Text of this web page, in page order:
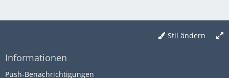
Stil ändern
Informationen
Push-Benachrichtigungen